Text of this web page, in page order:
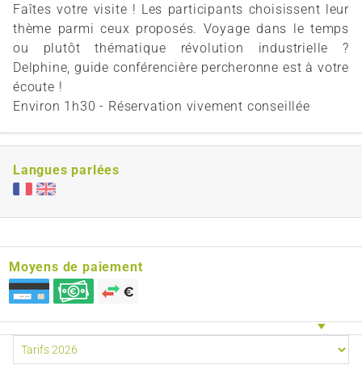
Faîtes votre visite ! Les participants choisissent leur
thème parmi ceux proposés. Voyage dans le temps
ou plutôt thématique révolution industrielle ?
Delphine, guide conférencière percheronne est à votre
écoute !
Environ 1h30 - Réservation vivement conseillée
Langues parlées
Moyens de paiement